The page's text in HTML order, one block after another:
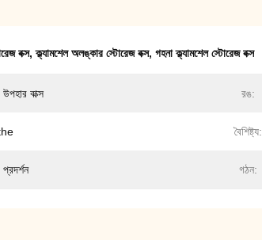
বক্স,ক্ল্যামশেল অলঙ্কার স্টোরেজ বক্স, গহনা ক্ল্যামশেল স্টোরেজ বক্স
বাক্স রঙ:
বৈশিষ্ট্য:
প্রদর্শন গঠন: